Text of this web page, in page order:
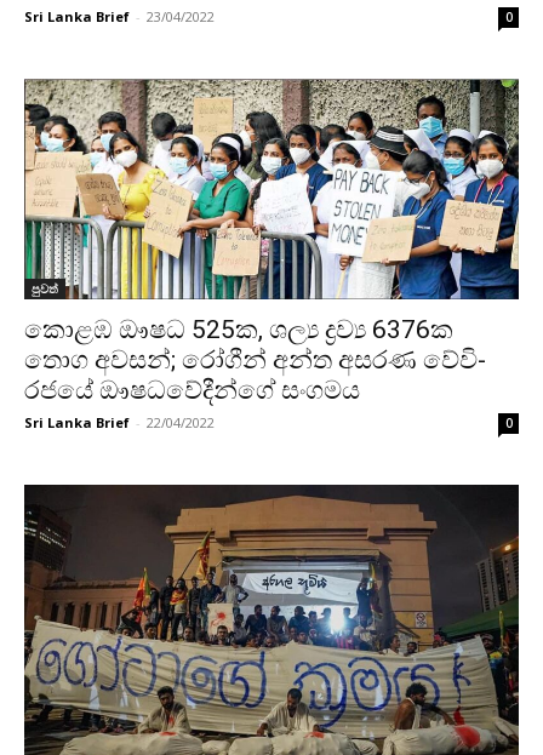
Sri Lanka Brief - 23/04/2022 0
පුවත්
කොළඹ ඖෂධ 525ක, ශල්‍ය ද්‍රව්‍ය 6376ක
තොග අවසන්; රෝගීන් අන්ත අසරණ වේවි-
රජයේ ඖෂධවේදීන්ගේ සංගමය
Sri Lanka Brief - 22/04/2022 0